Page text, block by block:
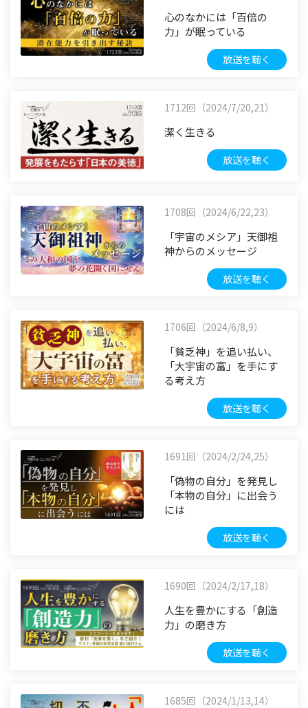
心のなかには「百倍の
力」が眠っている
放送を聴く
1712回（2024/7/20,21）
潔く生きる
放送を聴く
1708回（2024/6/22,23）
「宇宙のメシア」天御祖
神からのメッセージ
放送を聴く
1706回（2024/6/8,9）
「貧乏神」を追い払い、
「大宇宙の富」を手にす
る考え方
放送を聴く
1691回（2024/2/24,25）
「偽物の自分」を発見し
「本物の自分」に出会う
には
放送を聴く
1690回（2024/2/17,18）
人生を豊かにする「創造
力」の磨き方
放送を聴く
1685回（2024/1/13,14）